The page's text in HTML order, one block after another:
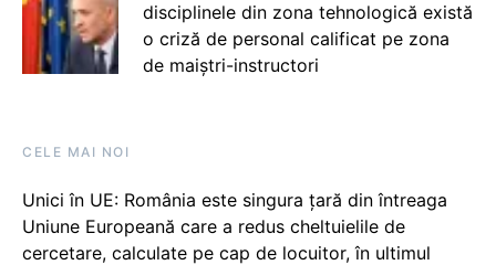
disciplinele din zona tehnologică există
o criză de personal calificat pe zona
de maiștri-instructori
CELE MAI NOI
Unici în UE: România este singura țară din întreaga
Uniune Europeană care a redus cheltuielile de
cercetare, calculate pe cap de locuitor, în ultimul